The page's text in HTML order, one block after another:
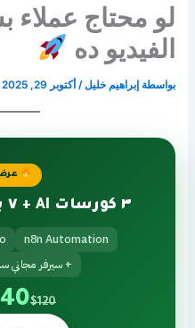
لو محتاج
الفيديو ده
بواسطة إبراهيم خليل/أكتوبر 29, 2025
٣ كورسات AI + ٧ بونصات =
n8n Automation
+ سيرفر مجاني
$120